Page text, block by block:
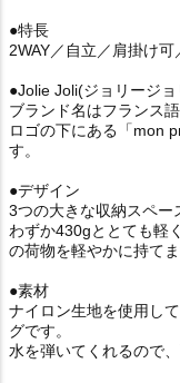
●特長
2WAY／自立／肩掛け可
●Jolie Joli(ジョリージョ
ブランド名はフランス
ロゴの下にある「mon
す。
●デザイン
3つの大きな収納スペー
わずか430gととても軽
の荷物を軽やかに持てま
●素材
ナイロン生地を使用し
グです。
水を弾いてくれるので